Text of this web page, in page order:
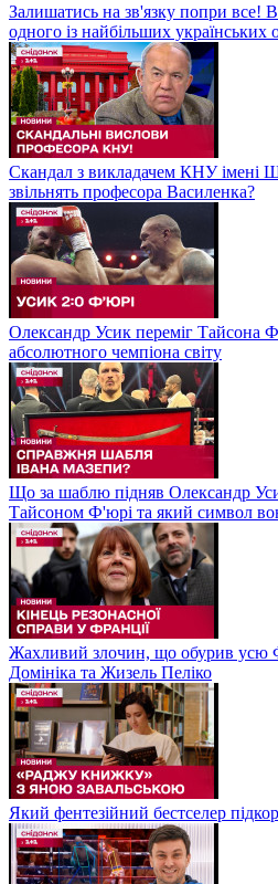
Залишатись на зв'язку попри все!
одного із найбільших українських
Скандал з викладачем КНУ імені
звільнять професора Василенка?
Олександр Усик переміг Тайсона
абсолютного чемпіона світу
Що за шаблю підняв Олександр
Тайсоном Ф'юрі та який символ
Жахливий злочин, що обурив усю
Домініка та Жизель Пеліко
Який фентезійний бестселер